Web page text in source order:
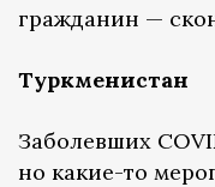
гражданин —
Туркменистан
Заболевших
но какие-то